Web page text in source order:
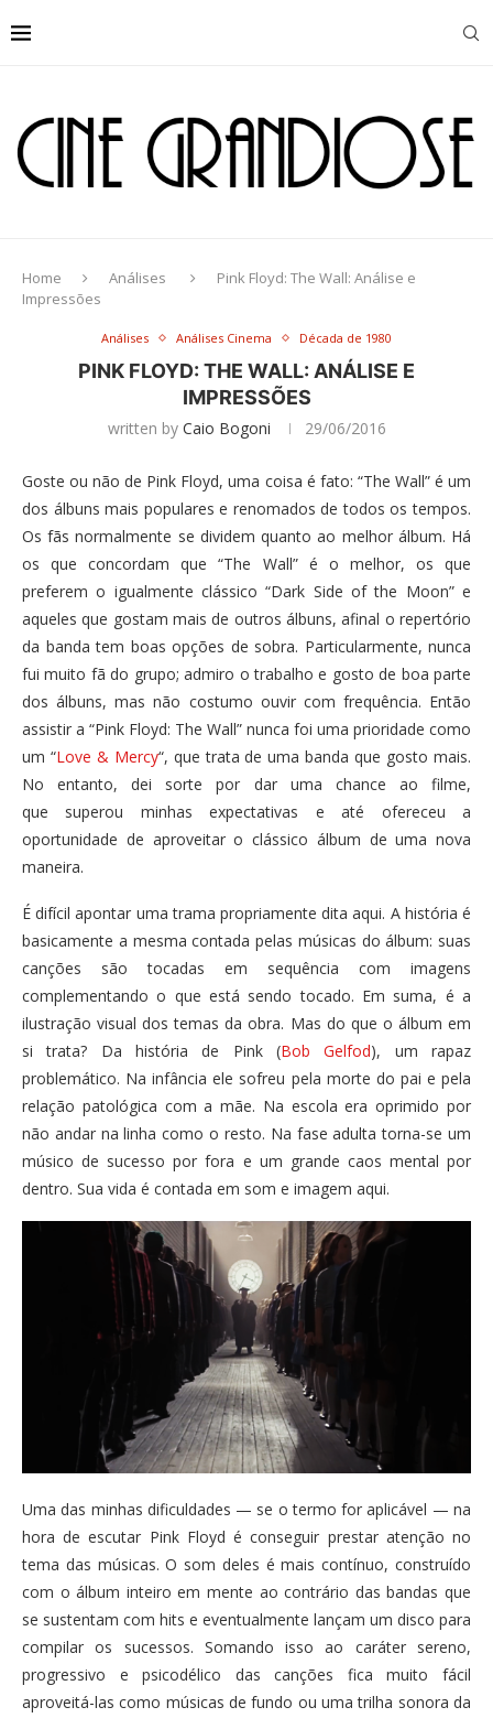
Home Análises
Pink Floyd: The Wall: Análise e
Impressões
Análises Análises Cinema Década de 1980
PINK FLOYD: THE WALL: ANÁLISE E
IMPRESSÕES
written by Caio Bogoni 29/06/2016
Goste ou não de Pink Floyd, uma coisa é fato: “The Wall” é um
dos álbuns mais populares e renomados de todos os tempos.
Os fãs normalmente se dividem quanto ao melhor álbum. Há
os que concordam que “The Wall” é o melhor, os que
preferem o igualmente clássico “Dark Side of the Moon” e
aqueles que gostam mais de outros álbuns, afinal o repertório
da banda tem boas opções de sobra. Particularmente, nunca
fui muito fã do grupo; admiro o trabalho e gosto de boa parte
dos álbuns, mas não costumo ouvir com frequência. Então
assistir a “Pink Floyd: The Wall” nunca foi uma prioridade como
um “Love & Mercy“, que trata de uma banda que gosto mais.
No entanto, dei sorte por dar uma chance ao filme,
que superou minhas expectativas e até ofereceu a
oportunidade de aproveitar o clássico álbum de uma nova
maneira.
É difícil apontar uma trama propriamente dita aqui. A história é
basicamente a mesma contada pelas músicas do álbum: suas
canções são tocadas em sequência com imagens
complementando o que está sendo tocado. Em suma, é a
ilustração visual dos temas da obra. Mas do que o álbum em
si trata? Da história de Pink (Bob Gelfod), um rapaz
problemático. Na infância ele sofreu pela morte do pai e pela
relação patológica com a mãe. Na escola era oprimido por
não andar na linha como o resto. Na fase adulta torna-se um
músico de sucesso por fora e um grande caos mental por
dentro. Sua vida é contada em som e imagem aqui.
Uma das minhas dificuldades — se o termo for aplicável — na
hora de escutar Pink Floyd é conseguir prestar atenção no
tema das músicas. O som deles é mais contínuo, construído
com o álbum inteiro em mente ao contrário das bandas que
se sustentam com hits e eventualmente lançam um disco para
compilar os sucessos. Somando isso ao caráter sereno,
progressivo e psicodélico das canções fica muito fácil
aproveitá-las como músicas de fundo ou uma trilha sonora da